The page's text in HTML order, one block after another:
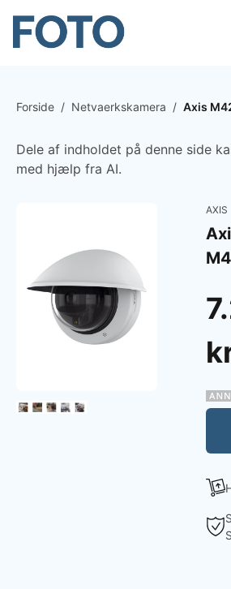
Forside / Netvaerkskamera / Axis
Dele af indholdet på denne side
med hjælp fra AI.
AXIS